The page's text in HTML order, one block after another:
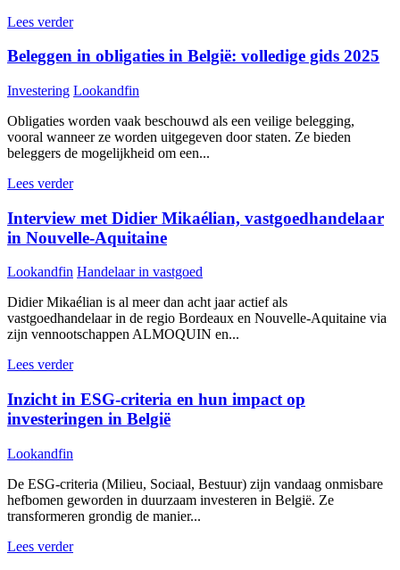
Lees verder
Beleggen in obligaties in België: volledige gids 2025
Investering Lookandfin
Obligaties worden vaak beschouwd als een veilige belegging,
vooral wanneer ze worden uitgegeven door staten. Ze bieden
beleggers de mogelijkheid om een...
Lees verder
Interview met Didier Mikaélian, vastgoedhandelaar
in Nouvelle-Aquitaine
Lookandfin Handelaar in vastgoed
Didier Mikaélian is al meer dan acht jaar actief als
vastgoedhandelaar in de regio Bordeaux en Nouvelle-Aquitaine via
zijn vennootschappen ALMOQUIN en...
Lees verder
Inzicht in ESG-criteria en hun impact op
investeringen in België
Lookandfin
De ESG-criteria (Milieu, Sociaal, Bestuur) zijn vandaag onmisbare
hefbomen geworden in duurzaam investeren in België. Ze
transformeren grondig de manier...
Lees verder